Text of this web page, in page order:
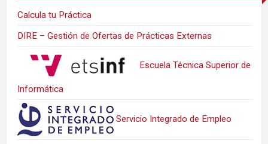
Calcula tu Práctica
DIRE – Gestión de Ofertas de Prácticas Externas
Escuela Técnica Superior de
Informática
Servicio Integrado de Empleo